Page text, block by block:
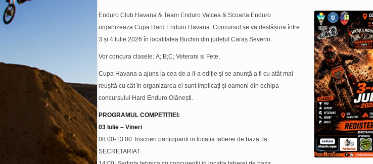
Enduro Club Havana & Team Enduro Valcea & Scoarta Enduro
organizeaza Cupa Hard Enduro Havana. Concursul se va desfășura între
3 și 4 Iulie 2026 în localitatea Buchin din județul Caraș Severin.
Vor concura clasele: A; B;C; Veterani si Fete.
Cupa Havana a ajuns la cea de a II-a ediție și se anunță a fi cu atât mai
reușită cu cât în organizarea ei sunt implicați și oameni din echipa
concursului Hard Enduro Olănești.
PROGRAMUL COMPETITIEI:
03 Iulie – Vineri
08:00-13:00 :Inscrieri participanti in locatia taberei de baza, la
SECRETARIAT